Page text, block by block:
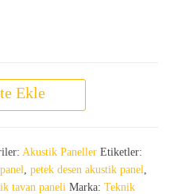
adetEkle
Akustik Paneller Etiketler:
petek desen akustik panel
tavan paneli Marka: Teknik